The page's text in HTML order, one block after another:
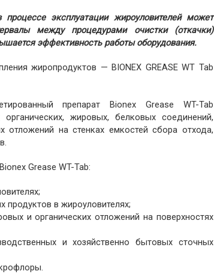
эксплуатации жироуловителей может
между процедурами очистки (откачки)
эффективность работы оборудования.
жиропродуктов — BIONEX GREASE WT Tab
препарат Bionex Grease WT-Tab
жировых, белковых соединений,
отложений на стенках емкостей сбора отхода,
Grease WT-Tab:
продуктов в жироуловителях;
и органических отложений на поверхностях
и хозяйственно бытовых сточных